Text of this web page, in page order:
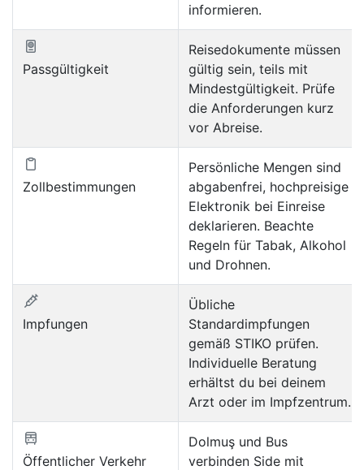
informieren.
Passgültigkeit
Reisedokumente müssen
gültig sein, teils mit
Mindestgültigkeit. Prüfe
die Anforderungen kurz
vor Abreise.
Zollbestimmungen
Persönliche Mengen sind
abgabenfrei, hochpreisige
Elektronik bei Einreise
deklarieren. Beachte
Regeln für Tabak, Alkohol
und Drohnen.
Impfungen
Übliche
Standardimpfungen
gemäß STIKO prüfen.
Individuelle Beratung
erhältst du bei deinem
Arzt oder im Impfzentrum.
Öffentlicher Verkehr
Dolmuş und Bus
verbinden Side mit